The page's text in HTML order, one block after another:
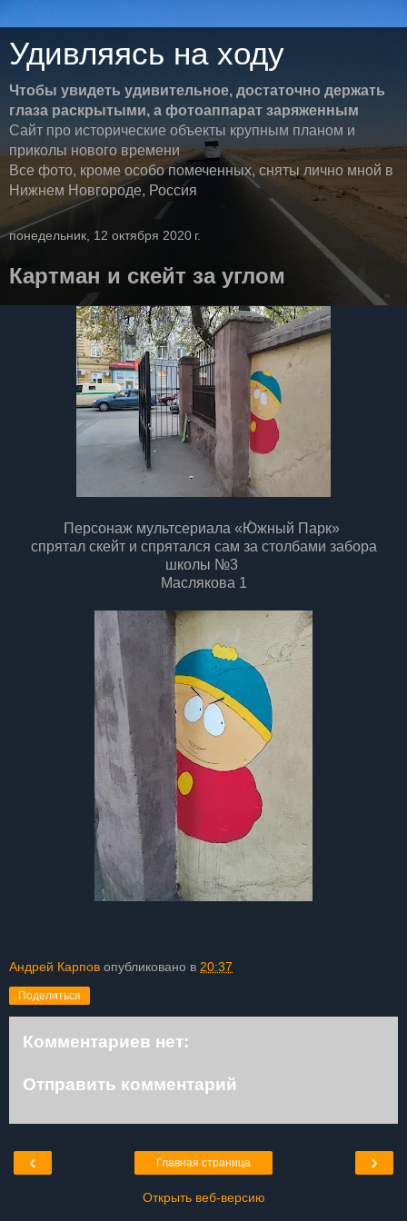
Удивляясь на ходу
Чтобы увидеть удивительное, достаточно держать
глаза раскрытыми, а фотоаппарат заряженным
Сайт про исторические объекты крупным планом и
приколы нового времени
Все фото, кроме особо помеченных, сняты лично мной в
Нижнем Новгороде, Россия
понедельник, 12 октября 2020 г.
Картман и скейт за углом
Персонаж мультсериала «Ю́жный Парк»
спрятал скейт и спрятался сам за столбами забора
школы №3
Маслякова 1
Андрей Карпов опубликовано в 20:37
Поделиться
Комментариев нет:
Отправить комментарий
‹ ›
Главная страница
Открыть веб-версию